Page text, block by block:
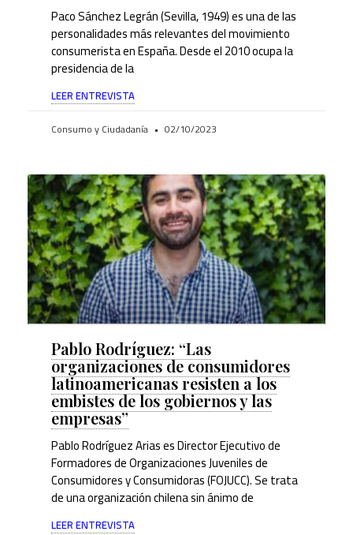
Paco Sánchez Legrán (Sevilla, 1949) es una de las
personalidades más relevantes del movimiento
consumerista en España. Desde el 2010 ocupa la
presidencia de la
LEER ENTREVISTA
Consumo y Ciudadanía 02/10/2023
Pablo Rodríguez: “Las
organizaciones de consumidores
latinoamericanas resisten a los
embistes de los gobiernos y las
empresas”
Pablo Rodríguez Arias es Director Ejecutivo de
Formadores de Organizaciones Juveniles de
Consumidores y Consumidoras (FOJUCC). Se trata
de una organización chilena sin ánimo de
LEER ENTREVISTA